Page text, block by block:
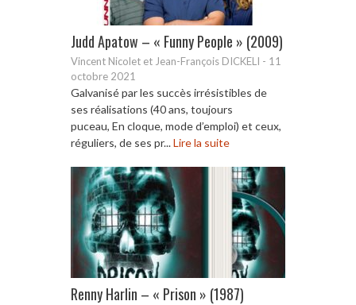
Judd Apatow – « Funny People » (2009)
Vincent Nicolet et Jean-François DICKELI - 11
octobre 2021
Galvanisé par les succès irrésistibles de
ses réalisations (40 ans, toujours
puceau, En cloque, mode d’emploi) et ceux,
réguliers, de ses pr...Lire la suite
Renny Harlin – « Prison » (1987)